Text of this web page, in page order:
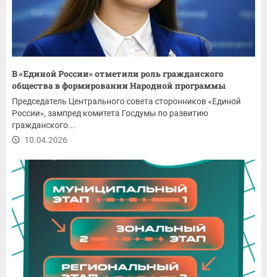
В «Единой России» отметили роль гражданского
общества в формировании Народной программы
Председатель Центрального совета сторонников «Единой
России», зампред комитета Госдумы по развитию
гражданского...
10.04.2026